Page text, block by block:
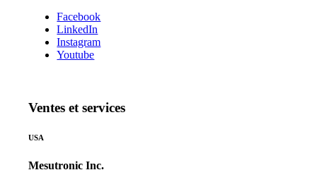
Facebook
LinkedIn
Instagram
Youtube
Ventes et services
USA
Mesutronic Inc.